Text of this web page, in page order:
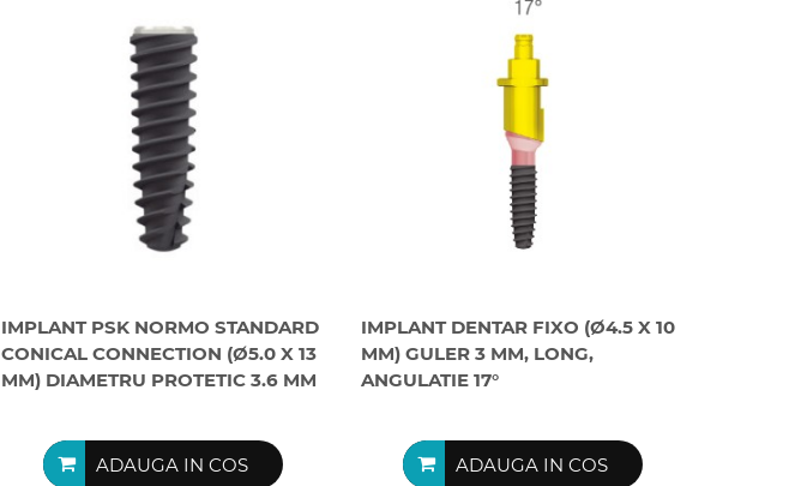
IMPLANT PSK NORMO STANDARD
CONICAL CONNECTION (Ø5.0 X 13
MM) DIAMETRU PROTETIC 3.6 MM
ADAUGA IN COS
IMPLANT DENTAR FIXO (Ø4.5 X 10
MM) GULER 3 MM, LONG,
ANGULATIE 17°
ADAUGA IN COS